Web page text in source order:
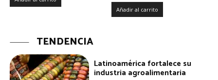
Añadir al carrito
TENDENCIA
Latinoamérica fortalece su
industria agroalimentaria